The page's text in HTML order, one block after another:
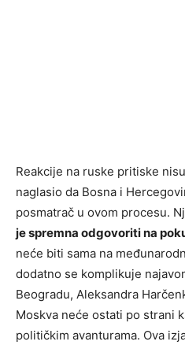
Reakcije na ruske pritiske
naglasio da Bosna i
posmatrač u ovom procesu.
je spremna odgovoriti na
neće biti sama na
dodatno se komplikuje
Beogradu, Aleksandra
Moskva neće ostati po strani
političkim avanturama. Ova